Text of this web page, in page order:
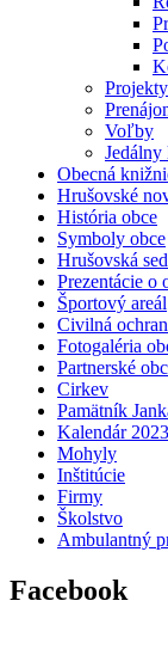
Voľby
Jedálny
Obecná
Hrušovské
História obce
Symboly obce
Hrušovská
Prezentácie o
Športový areál
Civilná
Fotogaléria
Partnerské
Cirkev
Pamätník
Kalendár 2023
Mohyly
Inštitúcie
Firmy
Školstvo
Ambulantný
Facebook